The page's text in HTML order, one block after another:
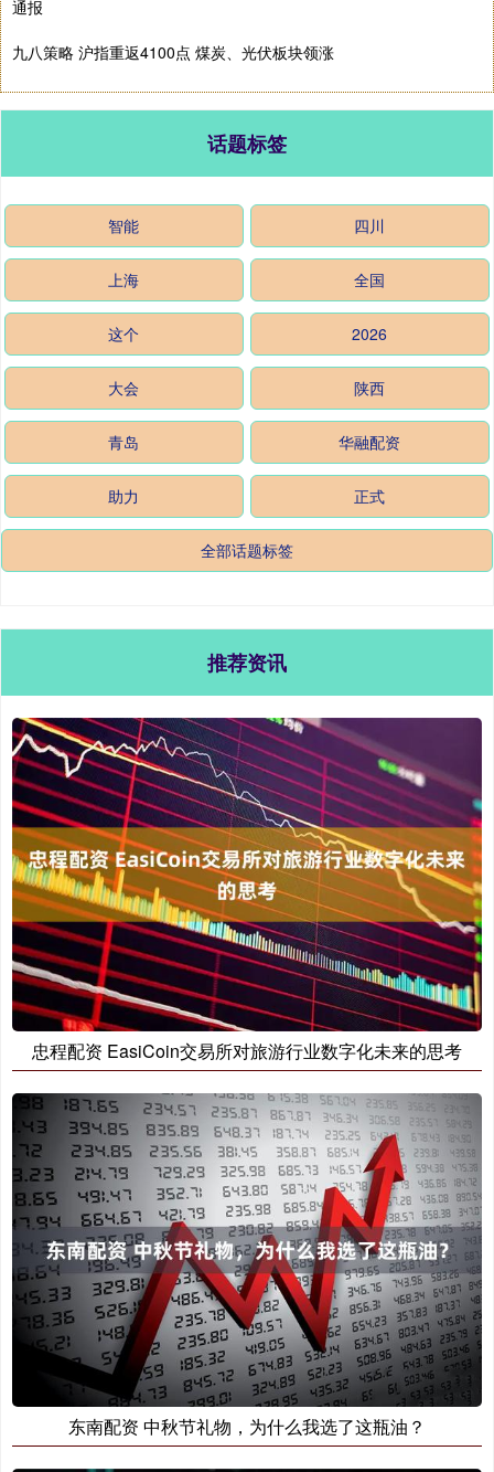
通报
九八策略 沪指重返4100点 煤炭、光伏板块领涨
话题标签
智能 四川
上海 全国
这个 2026
大会 陕西
青岛 华融配资
助力 正式
全部话题标签
推荐资讯
忠程配资 EasiCoin交易所对旅游行业数字化未来的思考
东南配资 中秋节礼物，为什么我选了这瓶油？